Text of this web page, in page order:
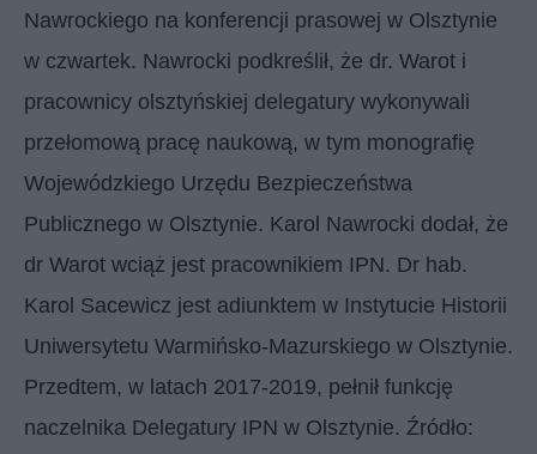
Nawrockiego na konferencji prasowej w Olsztynie
w czwartek. Nawrocki podkreślił, że dr. Warot i
pracownicy olsztyńskiej delegatury wykonywali
przełomową pracę naukową, w tym monografię
Wojewódzkiego Urzędu Bezpieczeństwa
Publicznego w Olsztynie. Karol Nawrocki dodał, że
dr Warot wciąż jest pracownikiem IPN. Dr hab.
Karol Sacewicz jest adiunktem w Instytucie Historii
Uniwersytetu Warmińsko-Mazurskiego w Olsztynie.
Przedtem, w latach 2017-2019, pełnił funkcję
naczelnika Delegatury IPN w Olsztynie. Źródło: